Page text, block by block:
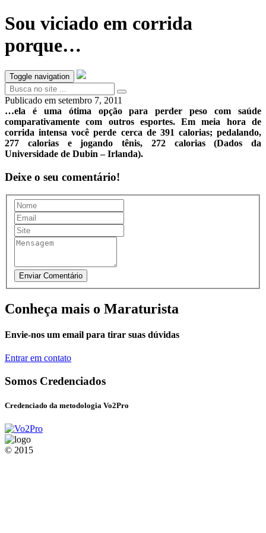
Sou viciado em corrida
porque…
Toggle navigation
Publicado em setembro 7, 2011
…ela é uma ótima opção para perder peso com saúde
comparativamente com outros esportes. Em meia hora de
corrida intensa você perde cerca de 391 calorias; pedalando,
277 calorias e jogando tênis, 272 calorias (Dados da
Universidade de Dubin – Irlanda).
Deixe o seu comentário!
Conheça mais o Maraturista
Envie-nos um email para tirar suas dúvidas
Entrar em contato
Somos Credenciados
Credenciado da metodologia Vo2Pro
© 2015